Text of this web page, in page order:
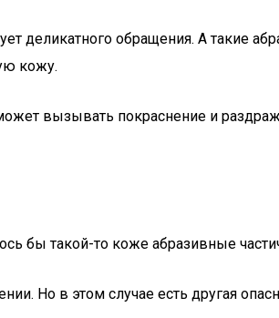
деликатного обращения. А такие
кожу.
вызывать покраснение и
бы такой-то коже абразивные
Но в этом случае есть другая